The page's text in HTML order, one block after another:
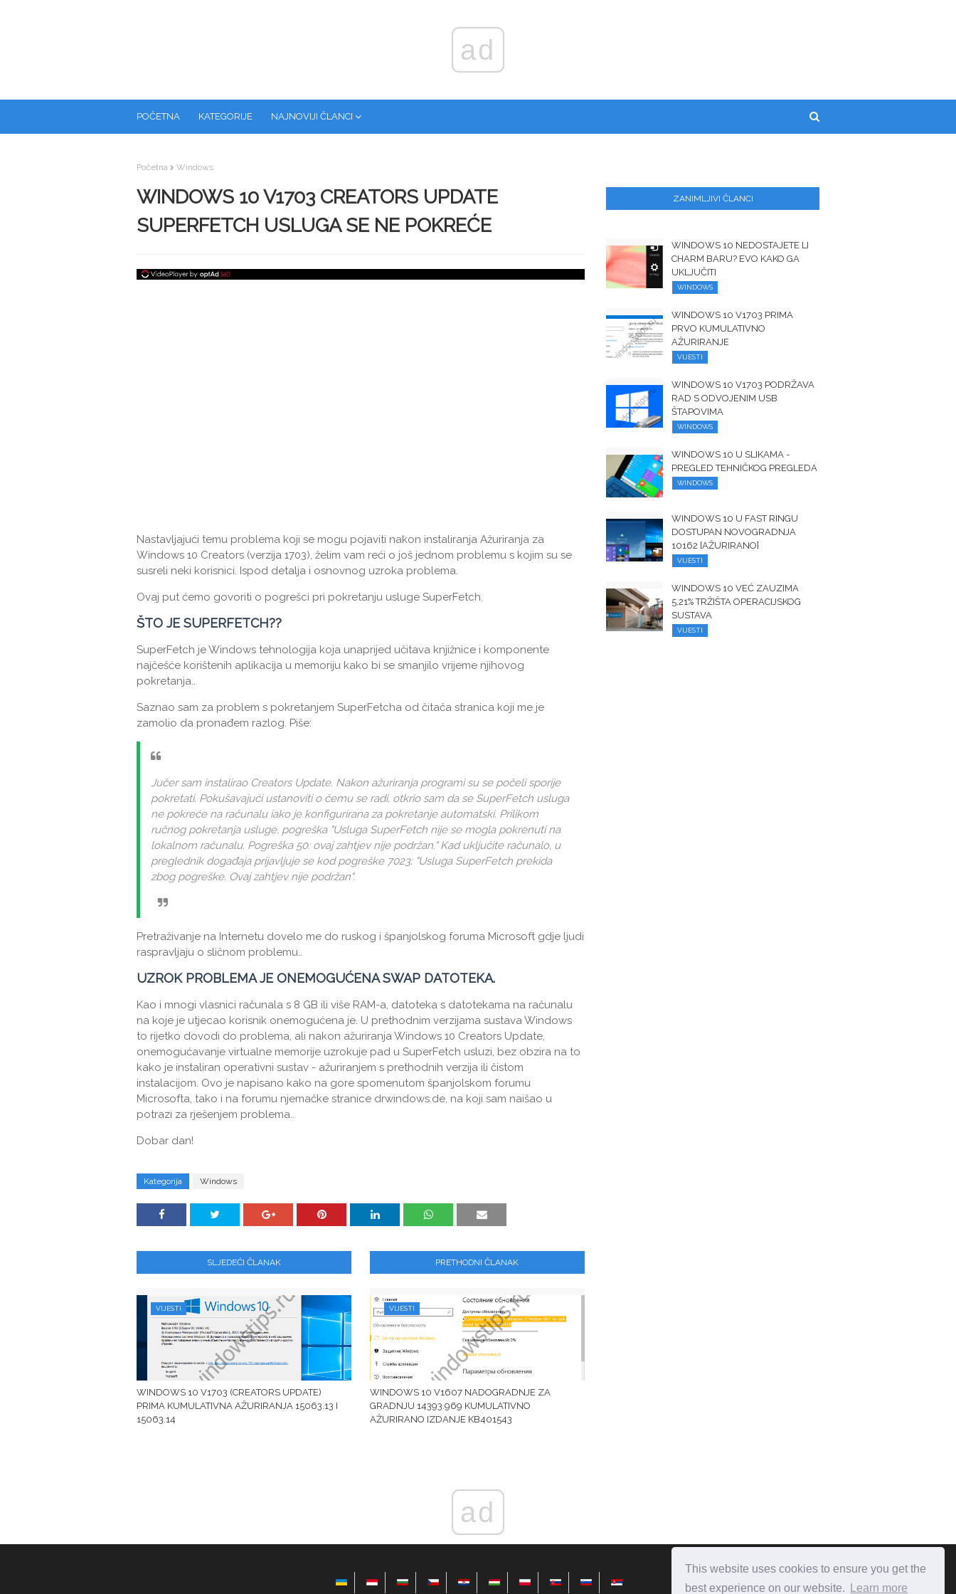
This website uses cookies to ensure you get the
best experience on our website.
Learn more
ad
POČETNA KATEGORIJE NAJNOVIJI ČLANCI
Početna Windows
WINDOWS 10 V1703 CREATORS UPDATE
SUPERFETCH USLUGA SE NE POKREĆE
Nastavljajući temu problema koji se mogu pojaviti nakon instaliranja Ažuriranja za
Windows 10 Creators (verzija 1703), želim vam reći o još jednom problemu s kojim su se
susreli neki korisnici. Ispod detalja i osnovnog uzroka problema.
Ovaj put ćemo govoriti o pogrešci pri pokretanju usluge SuperFetch.
ŠTO JE SUPERFETCH??
SuperFetch je Windows tehnologija koja unaprijed učitava knjižnice i komponente
najčešće korištenih aplikacija u memoriju kako bi se smanjilo vrijeme njihovog
pokretanja..
Saznao sam za problem s pokretanjem SuperFetcha od čitača stranica koji me je
zamolio da pronađem razlog. Piše:
Jučer sam instalirao Creators Update. Nakon ažuriranja programi su se počeli sporije
pokretati. Pokušavajući ustanoviti o čemu se radi, otkrio sam da se SuperFetch usluga
ne pokreće na računalu iako je konfigurirana za pokretanje automatski. Prilikom
ručnog pokretanja usluge, pogreška "Usluga SuperFetch nije se mogla pokrenuti na
lokalnom računalu. Pogreška 50: ovaj zahtjev nije podržan." Kad uključite računalo, u
preglednik događaja prijavljuje se kod pogreške 7023: "Usluga SuperFetch prekida
zbog pogreške. Ovaj zahtjev nije podržan".
Pretraživanje na Internetu dovelo me do ruskog i španjolskog foruma Microsoft gdje ljudi
raspravljaju o sličnom problemu..
UZROK PROBLEMA JE ONEMOGUĆENA SWAP DATOTEKA.
Kao i mnogi vlasnici računala s 8 GB ili više RAM-a, datoteka s datotekama na računalu
na koje je utjecao korisnik onemogućena je. U prethodnim verzijama sustava Windows
to rijetko dovodi do problema, ali nakon ažuriranja Windows 10 Creators Update,
onemogućavanje virtualne memorije uzrokuje pad u SuperFetch usluzi, bez obzira na to
kako je instaliran operativni sustav - ažuriranjem s prethodnih verzija ili čistom
instalacijom. Ovo je napisano kako na gore spomenutom španjolskom forumu
Microsofta, tako i na forumu njemačke stranice drwindows.de, na koji sam naišao u
potrazi za rješenjem problema..
Dobar dan!
Kategorija Windows
SLJEDEĆI ČLANAK
VIJESTI
WINDOWS 10 V1703 (CREATORS UPDATE)
PRIMA KUMULATIVNA AŽURIRANJA 15063.13 I
15063.14
PRETHODNI ČLANAK
VIJESTI
WINDOWS 10 V1607 NADOGRADNJE ZA
GRADNJU 14393.969 KUMULATIVNO
AŽURIRANO IZDANJE KB401543
ZANIMLJIVI ČLANCI
WINDOWS 10 NEDOSTAJETE LI
CHARM BARU? EVO KAKO GA
UKLJUČITI
WINDOWS
WINDOWS 10 V1703 PRIMA
PRVO KUMULATIVNO
AŽURIRANJE
VIJESTI
WINDOWS 10 V1703 PODRŽAVA
RAD S ODVOJENIM USB
ŠTAPOVIMA
WINDOWS
WINDOWS 10 U SLIKAMA -
PREGLED TEHNIČKOG PREGLEDA
WINDOWS
WINDOWS 10 U FAST RINGU
DOSTUPAN NOVOGRADNJA
10162 [AŽURIRANO]
VIJESTI
WINDOWS 10 VEĆ ZAUZIMA
5,21% TRŽIŠTA OPERACIJSKOG
SUSTAVA
VIJESTI
ad